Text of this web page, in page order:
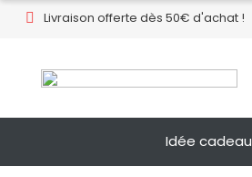
Livraison offerte dès 50€ d'achat !​
Idée cadeau